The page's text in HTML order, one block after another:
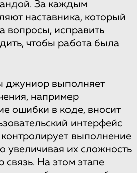
За каждым
наставника, который
вопросы, исправить
чтобы работа была
джуниор выполняет
например
ошибки в коде, вносит
интерфейс
контролирует выполнение
увеличивая их сложность
На этом этапе